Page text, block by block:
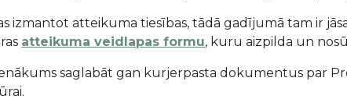
izmantot atteikuma tiesības, tādā gadījumā tam ir
atteikuma veidlapas formu, kuru aizpilda un
saglabāt gan kurjerpasta dokumentus par